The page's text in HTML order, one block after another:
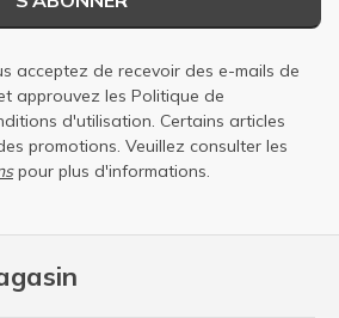
acceptez de recevoir des e-mails de
approuvez les Politique de
d'utilisation. Certains articles
promotions. Veuillez consulter les
pour plus d'informations.